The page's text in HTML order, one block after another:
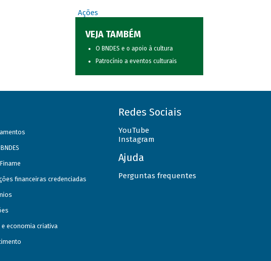
Ações
VEJA TAMBÉM
O BNDES e o apoio à cultura
Patrocínio a eventos culturais
financeiras credenciadas
e economia criativa
Redes Sociais
YouTube
Instagram
Ajuda
Perguntas frequentes